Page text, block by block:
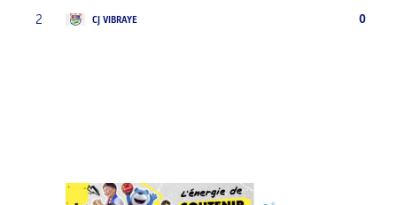
2 CJ VIBRAYE 0